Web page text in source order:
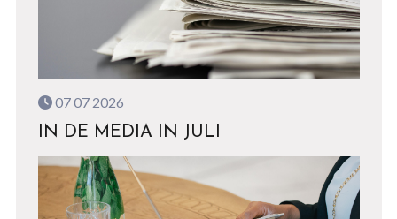
07 07 2026
IN DE MEDIA IN JULI